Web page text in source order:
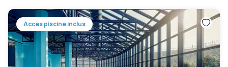
Accès piscine inclus